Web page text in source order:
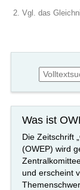
Vgl. das
Suche
Was ist
Die Zeitschrift
(OWEP) wird
und erscheint